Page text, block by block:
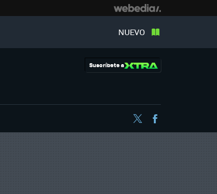
NUEVO
Suscríbete a
Twitter